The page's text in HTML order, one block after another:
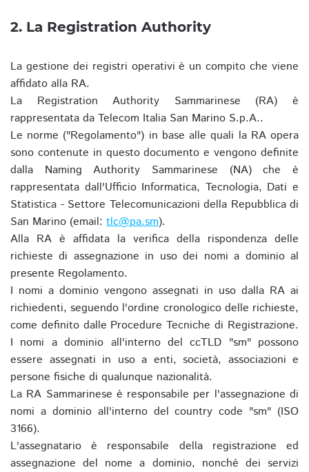
2. La Registration Authority
La gestione dei registri operativi è un compito che viene
affidato alla RA.
La Registration Authority Sammarinese (RA) è
rappresentata da Telecom Italia San Marino S.p.A..
Le norme ("Regolamento") in base alle quali la RA opera
sono contenute in questo documento e vengono definite
dalla Naming Authority Sammarinese (NA) che è
rappresentata dall'Ufficio Informatica, Tecnologia, Dati e
Statistica - Settore Telecomunicazioni della Repubblica di
San Marino (email: tlc@pa.sm).
Alla RA è affidata la verifica della rispondenza delle
richieste di assegnazione in uso dei nomi a dominio al
presente Regolamento.
I nomi a dominio vengono assegnati in uso dalla RA ai
richiedenti, seguendo l'ordine cronologico delle richieste,
come definito dalle Procedure Tecniche di Registrazione.
I nomi a dominio all'interno del ccTLD "sm" possono
essere assegnati in uso a enti, società, associazioni e
persone fisiche di qualunque nazionalità.
La RA Sammarinese è responsabile per l'assegnazione di
nomi a dominio all'interno del country code "sm" (ISO
3166).
L'assegnatario è responsabile della registrazione ed
assegnazione del nome a dominio, nonché dei servizi